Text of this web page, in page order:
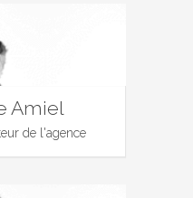
Amiel
de l'agence